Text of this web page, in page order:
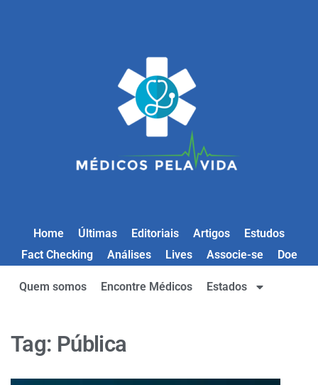
Home Últimas Editoriais Artigos
Estudos
Fact Checking
Análises Lives Associe-se Doe
Quem somos Encontre Médicos Estados
Tag: Pública